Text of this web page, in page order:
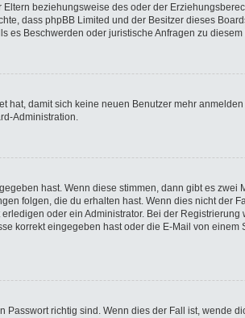
beziehungsweise des oder der
dass phpBB Limited und der Besitzer dieses
es Beschwerden oder juristische Anfragen zu
damit sich keine neuen Benutzer mehr
Administration.
hast. Wenn diese stimmen, dann gibt es zwei
folgen, die du erhalten hast. Wenn dies nicht der
oder ein Administrator. Bei der
korrekt eingegeben hast oder die E-Mail von
richtig sind. Wenn dies der Fall ist, wende